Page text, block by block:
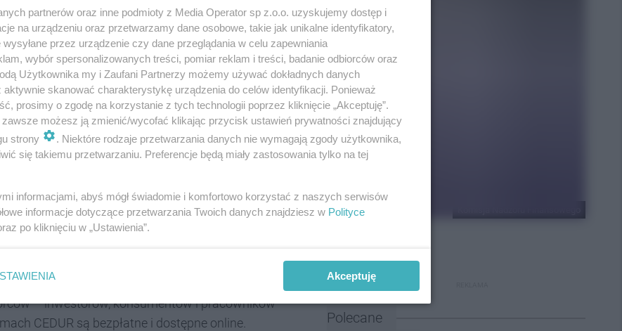
projekt edukacyjny Urzędu Komisji Nadzoru
– inwestorów, konsumentów i pracowników
CEDUR są bezpłatne i dostępne online.
Polecane
partnerów oraz inne podmioty z Media Operator sp z.o.o. uzyskujemy dostęp i
na urządzeniu oraz przetwarzamy dane osobowe, takie jak unikalne identyfikatory,
przez urządzenie czy dane przeglądania w celu zapewniania
wybór spersonalizowanych treści, pomiar reklam i treści, badanie odbiorców oraz
Użytkownika my i Zaufani Partnerzy możemy używać dokładnych danych
skanować charakterystykę urządzenia do celów identyfikacji. Ponieważ
prosimy o zgodę na korzystanie z tych technologii poprzez kliknięcie „Akceptuję”.
zawsze możesz ją zmienić/wycofać klikając przycisk ustawień prywatności znajdujący
strony
. Niektóre rodzaje przetwarzania danych nie wymagają zgody użytkownika,
się takiemu przetwarzaniu. Preferencje będą miały zastosowania tylko na tej
informacjami, abyś mógł świadomie i komfortowo korzystać z naszych serwisów
informacje dotyczące przetwarzania Twoich danych znajdziesz w Polityce
po kliknięciu w „Ustawienia”.
Akceptuję